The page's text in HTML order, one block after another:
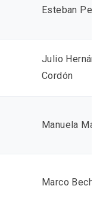
Esteban
Julio
Cordón
Manuela
Marco Bechis